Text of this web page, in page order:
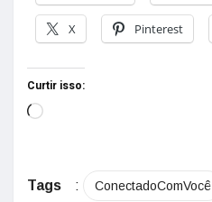
X Pinterest
Curtir isso:
Tags : ConectadoComVocê